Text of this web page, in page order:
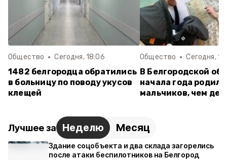
Общество Сегодня, 18:06
1482 белгородца обратились
в больницу по поводу укусов
клещей
Общество Сегодня,
В Белгородской
начала года
мальчиков, чем
Лучшее за Неделю Месяц
Здание соцобъекта и два склада загорелись
после атаки беспилотников на Белгород